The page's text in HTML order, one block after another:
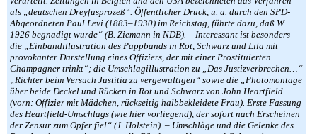
als „deutschen Dreyfusprozeß“. Öffentlicher Druck, u. a. durch den SPD-
Abgeordneten Paul Levi (1883–1930) im Reichstag, führte dazu, daß W.
1926 begnadigt wurde“ (B. Ziemann in NDB). – Interessant ist besonders
die „Einbandillustration des Pappbands in Rot, Schwarz und Lila mit
provokanter Darstellung eines Offiziers, der mit einer Prostituierten
Champagner trinkt“; die Umschlagillustration zu „Das Justizverbrechen…“
„Richter beim Versuch Justitia zu vergewaltigen“ sowie die „Photomontage
über beide Deckel und Rücken in Rot und Schwarz von John Heartfield
(vorn: Offizier mit Mädchen, rückseitig halbbekleidete Frau). Erste Fassung
des Heartfield-Umschlags (wie hier vorliegend), der sofort nach Erscheinen
der Zensur zum Opfer fiel“ (J. Holstein). – Umschläge und die Gelenke des